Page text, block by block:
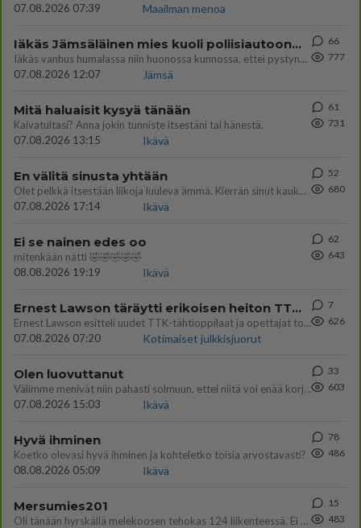
07.08.2026 07:39
Maailman menoa
Iäkäs Jämsäläinen mies kuoli poliisiautoon matkalla Jyväskylän putkaan
Iäkäs vanhus humalassa niin huonossa kunnossa, ettei pystynyt huolehtimaan itsestään niin ainoa apu sillä hetkellä oli
07.08.2026 12:07
Jämsä
66
777
Mitä haluaisit kysyä tänään
Kaivatultasi? Anna jokin tunniste itsestäni tai hänestä.
07.08.2026 13:15
Ikävä
61
731
En välitä sinusta yhtään
Olet pelkkä itsestään liikoja luuleva ämmä. Kierrän sinut kaukaa nyt ja aina. Olit mulle pelkkä lelu vaan.
07.08.2026 17:14
Ikävä
52
680
Ei se nainen edes oo
mitenkään nätti 🤣🤣🤣🤣🤣
08.08.2026 19:19
Ikävä
62
643
Ernest Lawson täräytti erikoisen heiton TTK-lehdistötilaisuudessa: " Onko tässä tarkoituksena...?"
Ernest Lawson esitteli uudet TTK-tähtioppilaat ja opettajat torstaina 6.8. lehdistölle. Tulevalla kaudella on yksi hausk
07.08.2026 07:20
Kotimaiset julkkisjuorut
7
626
Olen luovuttanut
Välimme menivät niin pahasti solmuun, ettei niitä voi enää korjata. On aika jatkaa elämässä eteenpäin. Toivon sulle kaik
07.08.2026 15:03
Ikävä
33
603
Hyvä ihminen
Koetko olevasi hyvä ihminen ja kohteletko toisia arvostavasti?
08.08.2026 05:09
Ikävä
78
486
Mersumies201
Oli tänään hyrskällä melekoosen tehokas 124 liikenteessä. Ei paljon vastamäki haitannu....
15
483